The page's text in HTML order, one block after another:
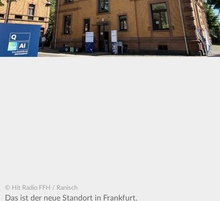
© Hit Radio FFH / Ranisch
Das ist der neue Standort in Frankfurt.